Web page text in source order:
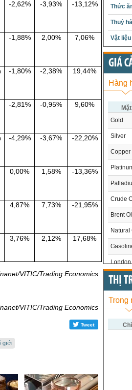
-2,62% -3,93% -13,12%
-1,88% 2,00% 7,06%
-1,80% -2,38% 19,44%
-2,81% -0,95% 9,60%
-4,29% -3,67% -22,20%
0,00% 1,58% -13,36%
4,87% 7,73% -21,95%
3,76% 2,12% 17,68%
VITIC/Trading Economics
VITIC/Trading Economics
Tweet
giới
Thức
Thuỷ
Vật
GIÁ
Hàng
Gold
Silver
Copper
Crude
Brent
Natural
London
US
US
US
THỊ
Trong